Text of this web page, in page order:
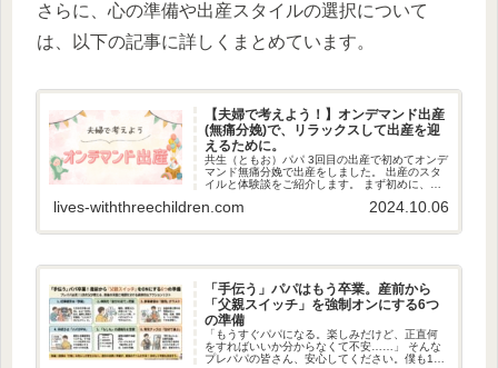
さらに、心の準備や出産スタイルの選択について
は、以下の記事に詳しくまとめています。
【夫婦で考えよう！】オンデマンド出産
(無痛分娩)で、リラックスして出産を迎
えるために。
共生（ともお）パパ 3回目の出産で初めてオンデ
マンド無痛分娩で出産をしました。 出産のスタ
イルと体験談をご紹介します。 まず初めに、執
討中の方は、出産する病院で必ず医師へ相談を
lives-withthreechildren.com 2024.10.06
「手伝う」パパはもう卒業。産前から
「父親スイッチ」を強制オンにする6つ
の準備
「もうすぐパパになる。楽しみだけど、正直何
をすればいいか分からなくて不安……」 そんな
プレパパの皆さん、安心してください。僕も1人